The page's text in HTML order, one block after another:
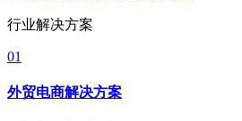
行业解决方案
01
外贸电商解决方案